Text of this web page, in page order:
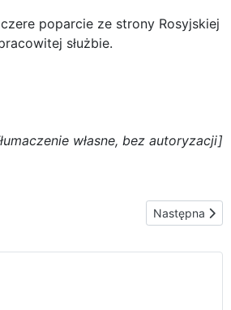
poparcie ze strony Rosyjskiej
służbie.
własne, bez autoryzacji]
Następna
Następna